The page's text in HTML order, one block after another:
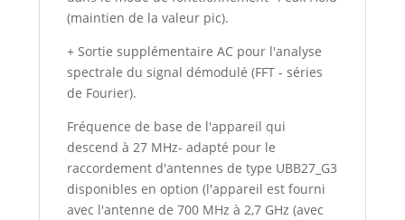
(maintien de la valeur pic).
+ Sortie supplémentaire AC pour l'analyse
spectrale du signal démodulé (FFT - séries
de Fourier).
Fréquence de base de l'appareil qui
descend à 27 MHz- adapté pour le
raccordement d'antennes de type UBB27_G3
disponibles en option (l'appareil est fourni
avec l'antenne de 700 MHz à 2,7 GHz (avec